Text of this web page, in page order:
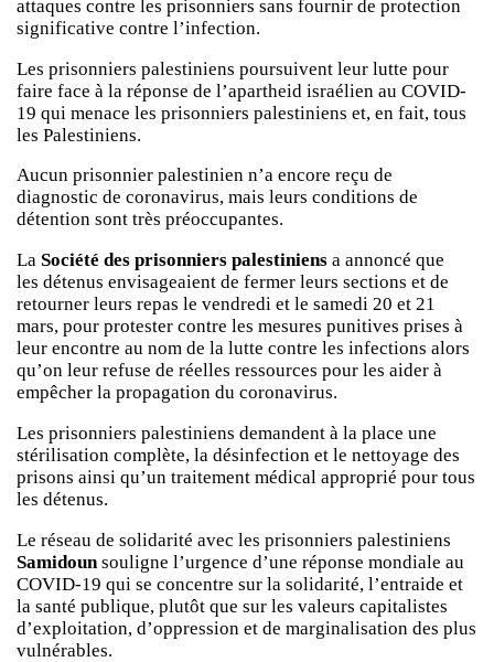
attaques contre les prisonniers sans fournir de protection
significative contre l’infection.
Les prisonniers palestiniens poursuivent leur lutte pour
faire face à la réponse de l’apartheid israélien au COVID-
19 qui menace les prisonniers palestiniens et, en fait, tous
les Palestiniens.
Aucun prisonnier palestinien n’a encore reçu de
diagnostic de coronavirus, mais leurs conditions de
détention sont très préoccupantes.
La Société des prisonniers palestiniens a annoncé que
les détenus envisageaient de fermer leurs sections et de
retourner leurs repas le vendredi et le samedi 20 et 21
mars, pour protester contre les mesures punitives prises à
leur encontre au nom de la lutte contre les infections alors
qu’on leur refuse de réelles ressources pour les aider à
empêcher la propagation du coronavirus.
Les prisonniers palestiniens demandent à la place une
stérilisation complète, la désinfection et le nettoyage des
prisons ainsi qu’un traitement médical approprié pour tous
les détenus.
Le réseau de solidarité avec les prisonniers palestiniens
Samidoun souligne l’urgence d’une réponse mondiale au
COVID-19 qui se concentre sur la solidarité, l’entraide et
la santé publique, plutôt que sur les valeurs capitalistes
d’exploitation, d’oppression et de marginalisation des plus
vulnérables.